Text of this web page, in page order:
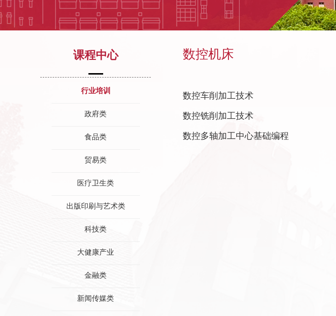
课程中心
行业培训
政府类
食品类
贸易类
医疗卫生类
出版印刷与艺术类
科技类
大健康产业
金融类
新闻传媒类
数控机床
数控车削加工技术
数控铣削加工技术
数控多轴加工中心基础编程